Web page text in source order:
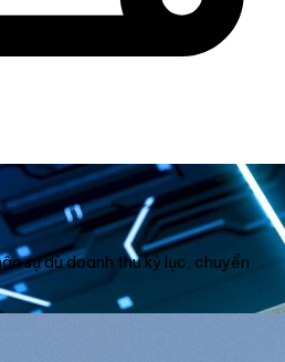
sự dù doanh thu kỷ lục, chuyển